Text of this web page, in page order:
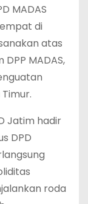
MADAS
di
atas
MADAS,
Jatim hadir
DPD
roda